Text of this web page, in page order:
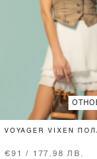
VOYAGER VIXEN
€91 / 177.98 ЛВ.